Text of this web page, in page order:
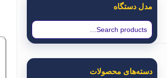
مدل دستگاه
دسته‌های محصولات